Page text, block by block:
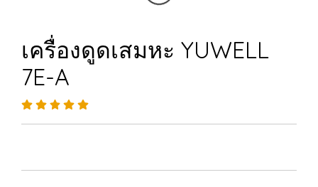
เครื่องดูดเสมหะ YUWELL
7E-A